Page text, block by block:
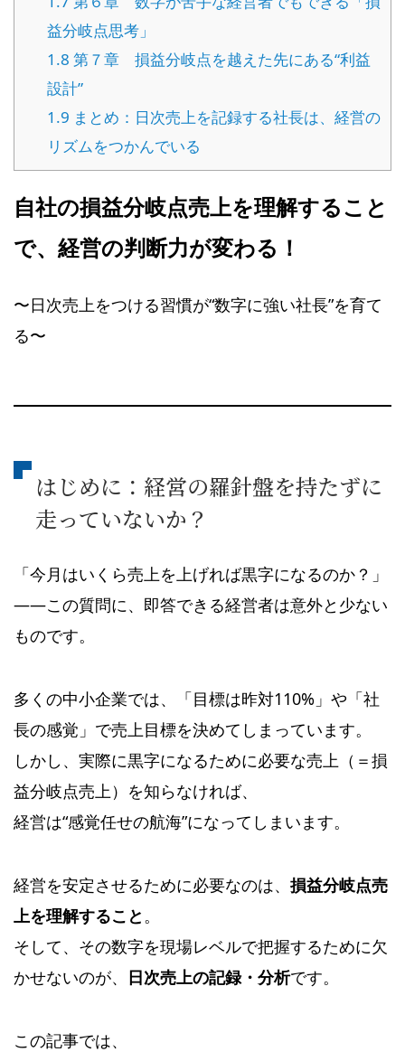
益分岐点思考」
1.8 第７章 損益分岐点を越えた先にある“利益
設計”
1.9 まとめ：日次売上を記録する社長は、経営の
リズムをつかんでいる
自社の損益分岐点売上を理解すること
で、経営の判断力が変わる！
〜日次売上をつける習慣が“数字に強い社長”を育て
る〜
はじめに：経営の羅針盤を持たずに
走っていないか？
「今月はいくら売上を上げれば黒字になるのか？」
——この質問に、即答できる経営者は意外と少ない
ものです。
多くの中小企業では、「目標は昨対110%」や「社
長の感覚」で売上目標を決めてしまっています。
しかし、実際に黒字になるために必要な売上（＝損
益分岐点売上）を知らなければ、
経営は“感覚任せの航海”になってしまいます。
経営を安定させるために必要なのは、 損益分岐点売
上を理解すること。
そして、その数字を現場レベルで把握するために欠
かせないのが、 日次売上の記録・分析です。
この記事では、